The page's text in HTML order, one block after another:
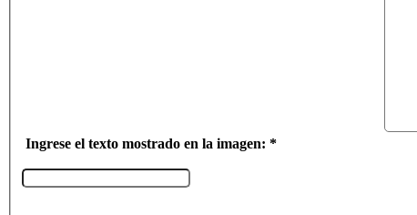
Ingrese el texto mostrado en la imagen: *